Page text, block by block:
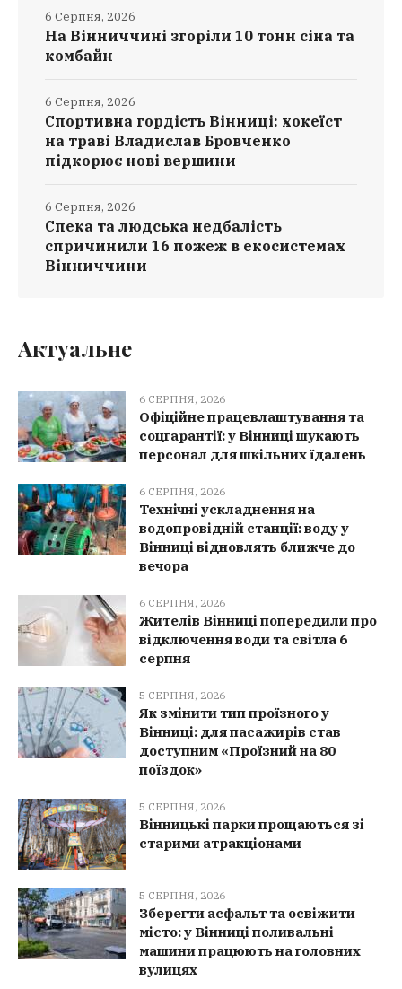
На Вінниччині згоріли 10 тонн сіна та
комбайн
6 Серпня, 2026
Спортивна гордість Вінниці: хокеїст
на траві Владислав Бровченко
підкорює нові вершини
6 Серпня, 2026
Спека та людська недбалість
спричинили 16 пожеж в екосистемах
Вінниччини
6 Серпня, 2026
Актуальне
6 СЕРПНЯ, 2026
Офіційне працевлаштування та
соцгарантії: у Вінниці шукають
персонал для шкільних їдалень
6 СЕРПНЯ, 2026
Технічні ускладнення на
водопровідній станції: воду у
Вінниці відновлять ближче до
вечора
6 СЕРПНЯ, 2026
Жителів Вінниці попередили про
відключення води та світла 6
серпня
5 СЕРПНЯ, 2026
Як змінити тип проїзного у
Вінниці: для пасажирів став
доступним «Проїзний на 80
поїздок»
5 СЕРПНЯ, 2026
Вінницькі парки прощаються зі
старими атракціонами
5 СЕРПНЯ, 2026
Зберегти асфальт та освіжити
місто: у Вінниці поливальні
машини працюють на головних
вулицях